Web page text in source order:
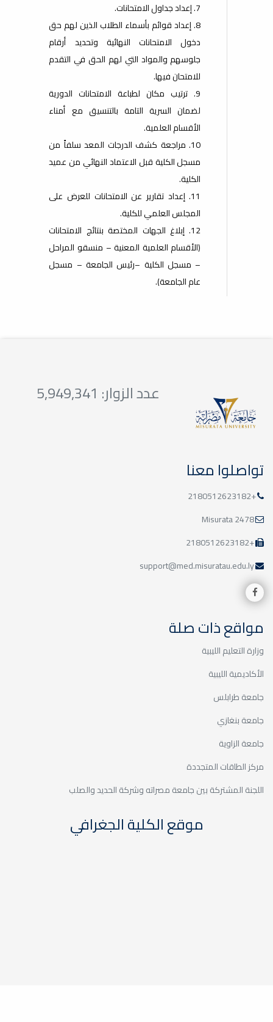
8. إعداد قوائم بأسماء الطلاب الذين لهم حق
دخول الامتحانات النهائية وتحديد أرقام
جلوسهم والمواد التي لهم الحق في التقدم
للامتحان فيها.
9. ترتيب مكان لطباعة الامتحانات الدورية
لضمان السرية التامة بالتنسيق مع أمناء
الأقسام العلمية.
10. مراجعة كشف الدرجات المعد سلفاً من
مسجل الكلية قبل الاعتماد النهائي من عميد
الكلية.
11. إعداد تقارير عن الامتحانات للعرض على
المجلس العلمي للكلية.
12. إبلاغ الجهات المختصة بنتائج الامتحانات
(الأقسام العلمية المعنية – منسقو المراحل
– مسجل الكلية –رئيس الجامعة – مسجل
عام الجامعة).
عدد الزوار: 5,949,341
تواصلوا معنا
+2180512623182
2478 Misurata
+2180512623182
support@med.misuratau.edu.ly
مواقع ذات صلة
وزارة التعليم الليبية
الأكاديمية الليبية
جامعة طرابلس
جامعة بنغازي
جامعة الزاوية
مركز الطاقات المتجددة
اللجنة المشتركة بين جامعة مصراته وشركة الحديد والصلب
موقع الكلية الجغرافي